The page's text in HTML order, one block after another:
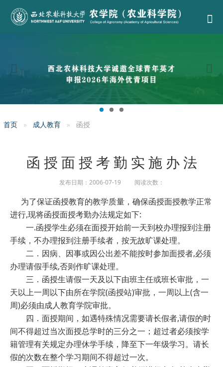
首页 成人教育 函授
函 授 面 授 考 勤 实 施 办 法
发布日期：2006-07-19 阅读次数：
为了保证函授教育的教学质量，确保函授面授教学正常
进行,现将函授面授考勤办法规定如下:
一.函授学生必须在面授开始前一天到校办理报到注册
手续，不办理报到注册手续者，按无故旷课处理。
二．因病、因事或因公出差不能按时参加面授者,必须
办理请假手续,否则作旷课处理。
三．函授生请假一天及以下由班主任或班长审批，一
天以上一周以下由所在学院(函授站)审批，一周以上(含一
周)必须由成人教育学院审批。
四．面授期间，如遇特殊情况需要请长假者,请假的时
间不得超过当次面授总学时的三分之一；超过者必须按学
籍管理有关规定办理休学手续，降至下一年级学习。请长
假的次数在整个学习期间不得超过一次。